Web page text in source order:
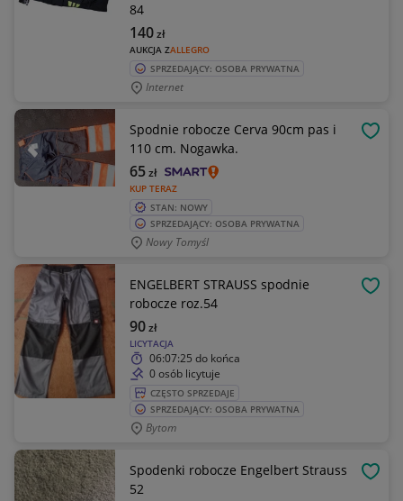
84
AUKCJA ZALLEGRO
140zł
SPRZEDAJĄCY: OSOBA PRYWATNA
Internet
Spodnie robocze Cerva 90cm pas i
110 cm. Nogawka.
KUP TERAZ
65zł
STAN: NOWY
SPRZEDAJĄCY: OSOBA PRYWATNA
Nowy Tomyśl
ENGELBERT STRAUSS spodnie
robocze roz.54
LICYTACJA
90zł
06:07:25 do końca
0 osób licytuje
CZĘSTO SPRZEDAJE
SPRZEDAJĄCY: OSOBA PRYWATNA
Bytom
Spodenki robocze Engelbert Strauss
52